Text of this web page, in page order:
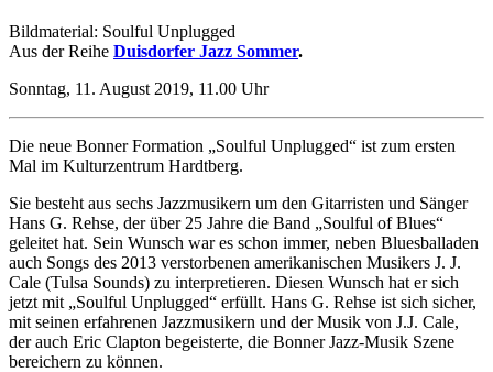
Bildmaterial: Soulful Unplugged
Aus der Reihe Duisdorfer Jazz Sommer.
Sonntag, 11. August 2019, 11.00 Uhr
Die neue Bonner Formation „Soulful Unplugged“ ist zum ersten
Mal im Kulturzentrum Hardtberg.
Sie besteht aus sechs Jazzmusikern um den Gitarristen und Sänger
Hans G. Rehse, der über 25 Jahre die Band „Soulful of Blues“
geleitet hat. Sein Wunsch war es schon immer, neben Bluesballaden
auch Songs des 2013 verstorbenen amerikanischen Musikers J. J.
Cale (Tulsa Sounds) zu interpretieren. Diesen Wunsch hat er sich
jetzt mit „Soulful Unplugged“ erfüllt. Hans G. Rehse ist sich sicher,
mit seinen erfahrenen Jazzmusikern und der Musik von J.J. Cale,
der auch Eric Clapton begeisterte, die Bonner Jazz-Musik Szene
bereichern zu können.